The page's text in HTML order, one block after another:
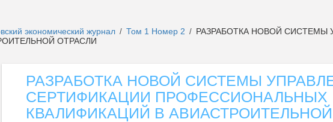
экономический журнал / Том 1 Номер 2 / РАЗРАБОТКА НОВОЙ СИСТЕМЫ
ОТРАСЛИ
РАЗРАБОТКА НОВОЙ СИСТЕМЫ
СЕРТИФИКАЦИИ ПРОФЕССИОНАЛЬНЫХ
КВАЛИФИКАЦИЙ В